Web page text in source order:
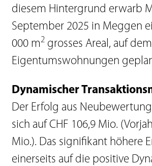
diesem Hintergrund erwarb
September 2025 in Meggen
000 m2 grosses Areal, auf
Eigentumswohnungen
Dynamischer
Der Erfolg aus
sich auf CHF 106,9 Mio.
Mio.). Das signifikant höhere
einerseits auf die positive